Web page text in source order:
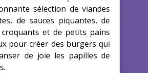
sélection de viandes
de sauces piquantes, de
croquants et de petits pains
pour créer des burgers qui
de joie les papilles de